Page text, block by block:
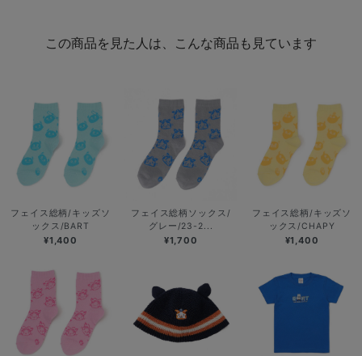
この商品を見た人は、こんな商品も見ています
フェイス総柄/キッズソ
ックス/BART
¥1,400
フェイス総柄ソックス/
グレー/23-2...
¥1,700
フェイス総柄/キッズソ
ックス/CHAPY
¥1,400